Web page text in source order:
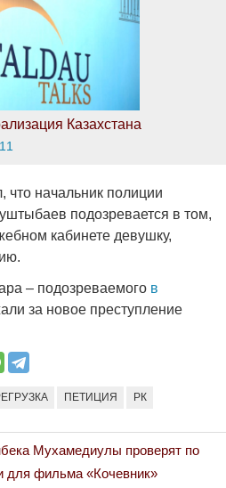
Казахстана
начальник полиции
подозревается в том,
кабинете девушку,
– подозреваемого в
за новое преступление
ПЕТИЦИЯ РК
Мухамедиулы проверят по
для фильма «Кочевник»